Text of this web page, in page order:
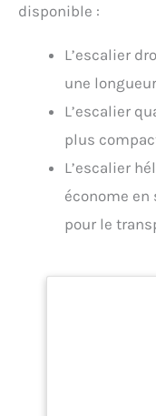
disponible :
L’escalier
une
L’escalier
plus
L’escalier
économe
pour le